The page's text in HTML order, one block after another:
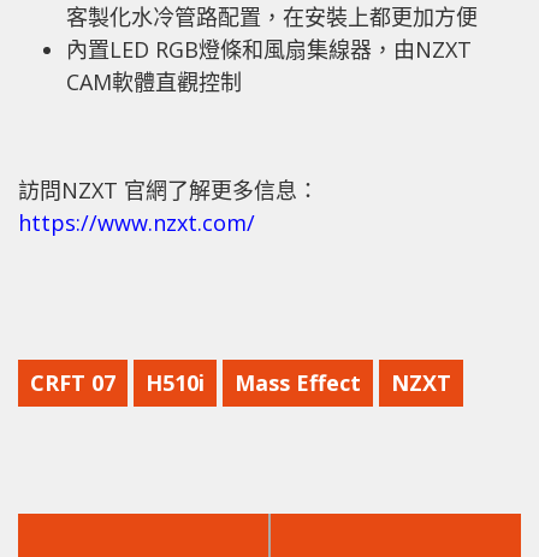
客製化水冷管路配置，在安裝上都更加方便
內置LED RGB燈條和風扇集線器，由NZXT
CAM軟體直觀控制
訪問NZXT 官網了解更多信息：
https://www.nzxt.com/
CRFT 07 H510i Mass Effect NZXT